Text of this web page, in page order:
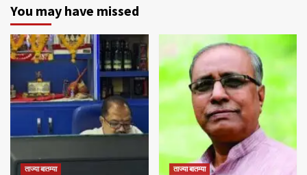
You may have missed
ताज्या बातम्या ताज्या बातम्या